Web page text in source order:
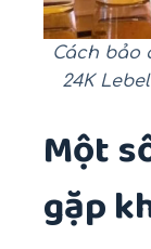
Cách bảo
24K
Một
gặp